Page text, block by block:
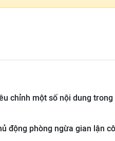
chỉnh một số nội dung
động phòng ngừa gian lận